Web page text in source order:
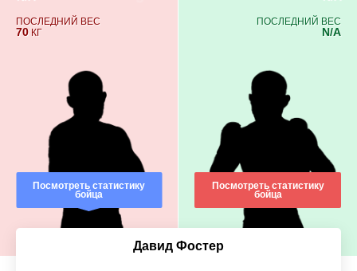
ПОСЛЕДНИЙ ВЕС
70 КГ
Посмотреть статистику
бойца
ПОСЛЕДНИЙ ВЕС
N/A
Посмотреть статистику
бойца
Давид Фостер